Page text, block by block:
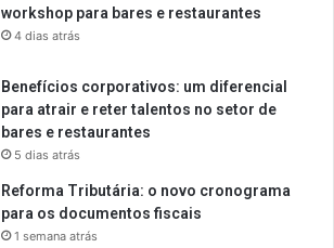
workshop para bares e restaurantes
4 dias atrás
Benefícios corporativos: um diferencial
para atrair e reter talentos no setor de
bares e restaurantes
5 dias atrás
Reforma Tributária: o novo cronograma
para os documentos fiscais
1 semana atrás